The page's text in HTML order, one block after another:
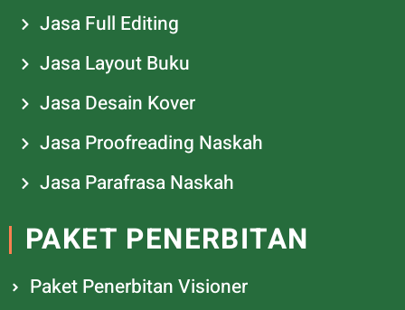
Jasa Full Editing
Jasa Layout Buku
Jasa Desain Kover
Jasa Proofreading Naskah
Jasa Parafrasa Naskah
PAKET PENERBITAN
Paket Penerbitan Visioner